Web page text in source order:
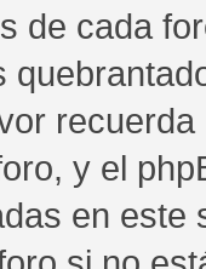
de cada
y el
en este